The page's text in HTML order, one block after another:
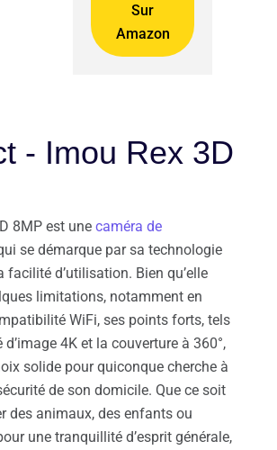
Sur
Amazon
- Imou Rex 3D
8MP est une caméra de
se démarque par sa technologie
facilité d’utilisation. Bien qu’elle
limitations, notamment en
WiFi, ses points forts, tels
4K et la couverture à 360°,
solide pour quiconque cherche à
de son domicile. Que ce soit
des animaux, des enfants ou
une tranquillité d’esprit générale,